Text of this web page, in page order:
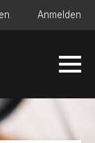
Anmelden